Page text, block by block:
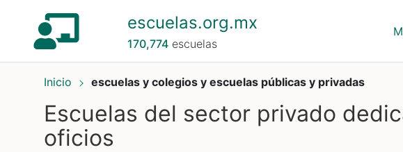
escuelas.org.mx
170,774escuelas
Inicio escuelas y colegios y escuelas públicas y privadas
Escuelas del sector privado
oficios